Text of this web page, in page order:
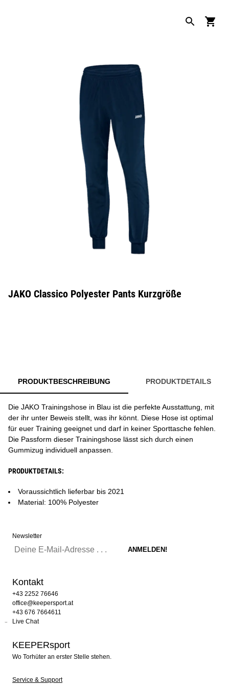
JAKO Classico Polyester Pants Kurzgröße
PRODUKTBESCHREIBUNG PRODUKTDETAILS
Die JAKO Trainingshose in Blau ist die perfekte Ausstattung, mit
der ihr unter Beweis stellt, was ihr könnt. Diese Hose ist optimal
für euer Training geeignet und darf in keiner Sporttasche fehlen.
Die Passform dieser Trainingshose lässt sich durch einen
Gummizug individuell anpassen.
PRODUKTDETAILS:
Voraussichtlich lieferbar bis 2021
Material: 100% Polyester
Newsletter
Kontakt
+43 2252 76646
office@keepersport.at
+43 676 7664611
Live Chat
KEEPERsport
Wo Torhüter an erster Stelle stehen.
Service & Support